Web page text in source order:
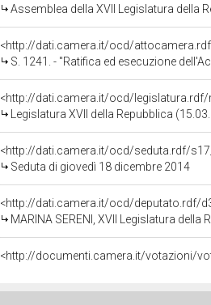
Assemblea della XVII Legislatura della
<http://dati.camera.it/ocd/
S. 1241. - "Ratifica ed esecuzione dell'Accordo di cooperazione tra il Governo della
<http://dati.camera.it/ocd/legislatura.rdf/
Legislatura XVII della Repubblica
<http://dati.camera.it/ocd/seduta.rdf/
Seduta di giovedì 18 dicembre 2014
<http://dati.camera.it/ocd/deputato.rdf/
MARINA SERENI, XVII Legislatura della